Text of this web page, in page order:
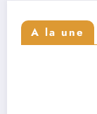
A la une